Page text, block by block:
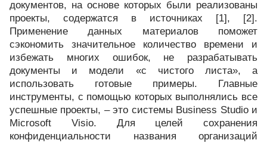
документов, на основе которых были реализованы
проекты, содержатся в источниках [1], [2].
Применение данных материалов поможет
сэкономить значительное количество времени и
избежать многих ошибок, не разрабатывать
документы и модели «с чистого листа», а
использовать готовые примеры. Главные
инструменты, с помощью которых выполнялись все
успешные проекты, – это системы Business Studio и
Microsoft Visio. Для целей сохранения
конфиденциальности названия организаций